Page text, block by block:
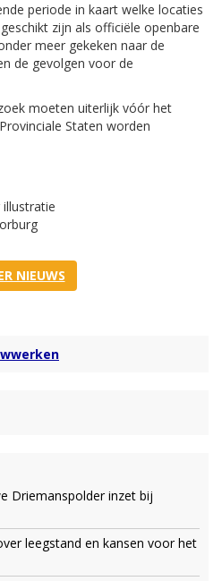
periode in kaart welke locaties
zijn als officiële openbare
meer gekeken naar de
de gevolgen voor de
moeten uiterlijk vóór het
Staten worden
NIEUWS
Driemanspolder inzet bij
leegstand en kansen voor het